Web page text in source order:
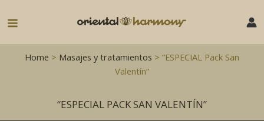
Main
Menu
Home > Masajes y tratamientos > “ESPECIAL Pack San
Valentín”
“ESPECIAL PACK SAN VALENTÍN”